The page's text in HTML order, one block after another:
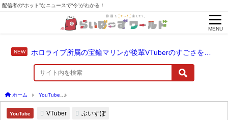
配信者の“ホット”なニュースで“今”がわかる！
MENU
ホーム YouTube
YouTube VTuber ぶいすぽ